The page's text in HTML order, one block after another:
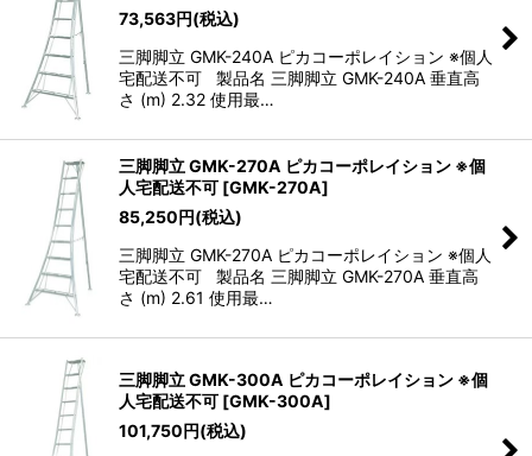
73,563円(税込)
三脚脚立 GMK-240A ピカコーポレイション ※個人
宅配送不可 製品名 三脚脚立 GMK-240A 垂直高
さ (m) 2.32 使用最…
三脚脚立 GMK-270A ピカコーポレイション ※個
人宅配送不可 [GMK-270A]
85,250円(税込)
三脚脚立 GMK-270A ピカコーポレイション ※個人
宅配送不可 製品名 三脚脚立 GMK-270A 垂直高
さ (m) 2.61 使用最…
三脚脚立 GMK-300A ピカコーポレイション ※個
人宅配送不可 [GMK-300A]
101,750円(税込)